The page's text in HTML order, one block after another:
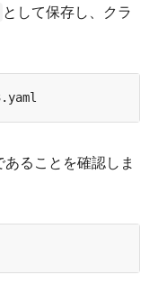
として保存し、クラ
ることを確認しま